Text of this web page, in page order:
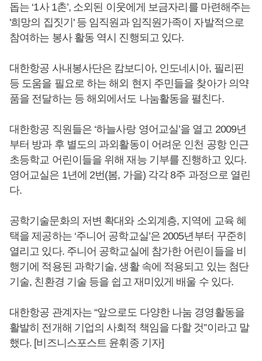
돕는 ‘1사 1촌’, 소외된 이웃에게 보금자리를 마련해주는
'희망의 집짓기' 등 임직원과 임직원가족이 자발적으로
참여하는 봉사 활동 역시 진행되고 있다.
대한항공 사내봉사단은 캄보디아, 인도네시아, 필리핀
등 도움을 필요로 하는 해외 현지 주민들을 찾아가 의약
품을 전달하는 등 해외에서도 나눔활동을 펼친다.
대한항공 직원들은 ‘하늘사랑 영어교실’을 열고 2009년
부터 방과 후 별도의 과외활동이 어려운 인천 공항 인근
초등학교 어린이들을 위해 재능 기부를 진행하고 있다.
영어교실은 1년에 2번(봄, 가을) 각각 8주 과정으로 열린
다.
공학기술문화의 저변 확대와 소외계층, 지역에 교육 혜
택을 제공하는 ‘주니어 공학교실’은 2005년부터 꾸준히
열리고 있다. 주니어 공학교실에 참가한 어린이들을 비
행기에 적용된 과학기술, 생활 속에 적용되고 있는 첨단
기술, 친환경 기술 등을 쉽고 재미있게 배울 수 있다.
대한항공 관계자는 “앞으로도 다양한 나눔 경영활동을
활발히 전개해 기업의 사회적 책임을 다할 것”이라고 말
했다. [비즈니스포스트 윤휘종 기자]